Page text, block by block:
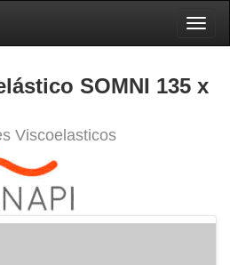
SOMNI 135 x
Viscoelasticos